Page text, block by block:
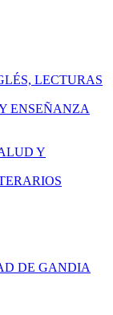
LECTURAS
ENSEÑANZA
Y
DE GANDIA